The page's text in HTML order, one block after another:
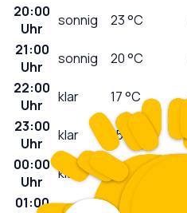
20:00
Uhr
sonnig 23°C
21:00
Uhr
sonnig 20°C
22:00
Uhr
klar 17°C
23:00
Uhr
klar 15°C
00:00
Uhr
klar °C
01:00